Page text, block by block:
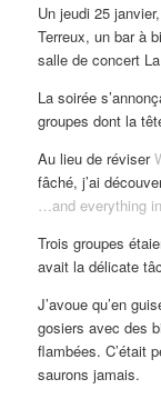
Un jeudi 25
Terreux, un bar à
salle de concert
La soirée
groupes dont la
Au lieu de réviser
fâché, j’ai
…and everything
Trois groupes
avait la délicate
J’avoue qu’en
gosiers avec des
flambées. C’était
saurons jamais.